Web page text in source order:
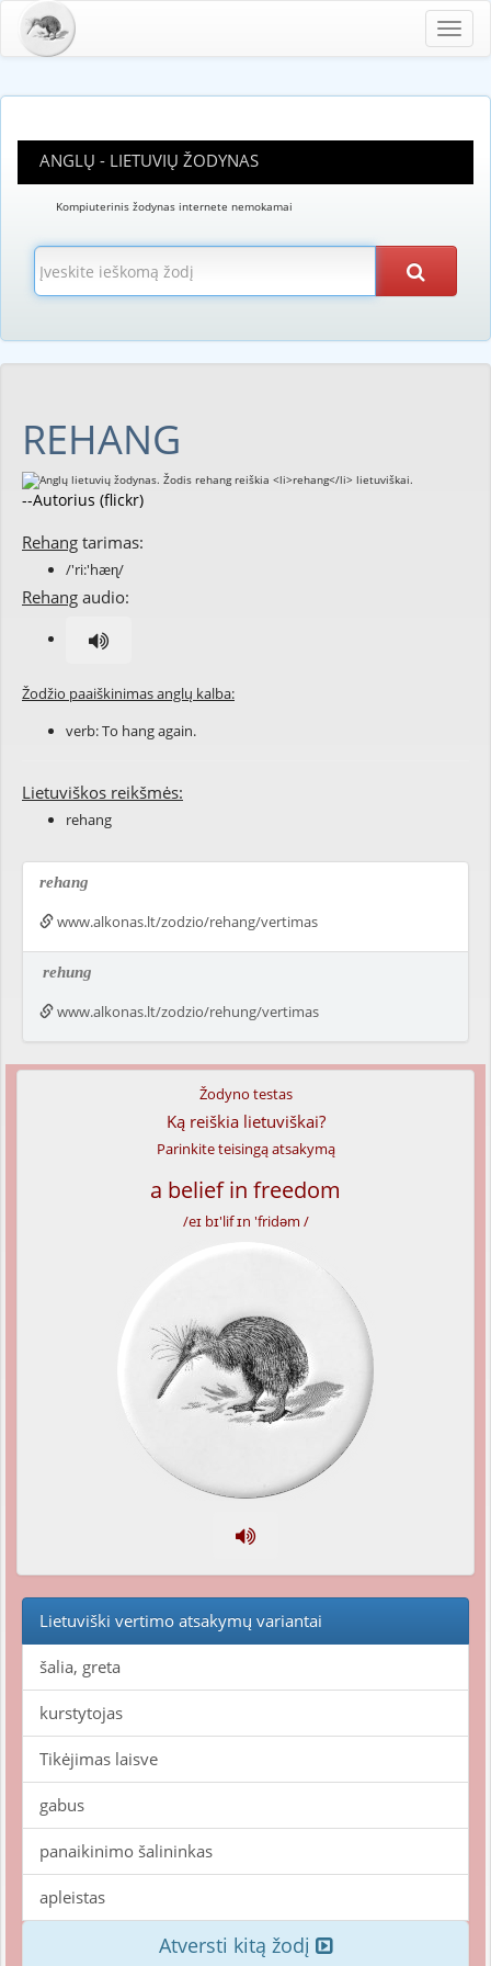
ANGLŲ - LIETUVIŲ ŽODYNAS
Kompiuterinis žodynas internete nemokamai
REHANG
--Autorius (flickr)
Rehang tarimas:
/'ri:'hæɳ/
Rehang audio:
Žodžio paaiškinimas anglų kalba:
verb: To hangagain.
Lietuviškos reikšmės:
rehang
rehang
www.alkonas.lt/zodzio/rehang/vertimas
rehung
www.alkonas.lt/zodzio/rehung/vertimas
Žodyno testas
Ką reiškia lietuviškai?
Parinkite teisingą atsakymą
a belief in freedom
/eɪ bɪ'lif ɪn 'fridəm /
Lietuviški vertimo atsakymų variantai
šalia, greta
kurstytojas
Tikėjimas laisve
gabus
panaikinimo šalininkas
apleistas
Atversti kitą žodį